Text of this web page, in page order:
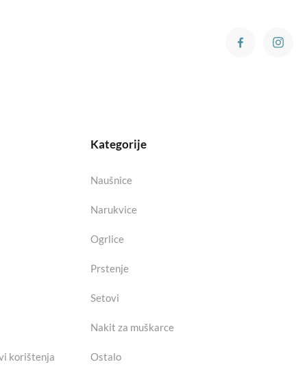
korištenja
Kategorije
Naušnice
Narukvice
Ogrlice
Prstenje
Setovi
Nakit za muškarce
Ostalo